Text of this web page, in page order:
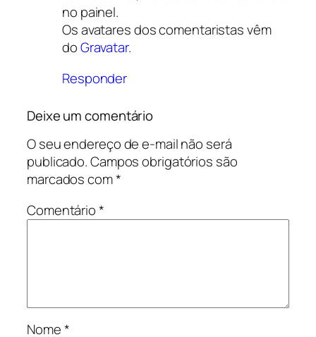
no painel.
Os avatares dos comentaristas vêm
doGravatar.
Responder
Deixe um comentário
O seu endereço de e-mail não será
publicado.Campos obrigatórios são
marcados com*
Comentário*
Nome*